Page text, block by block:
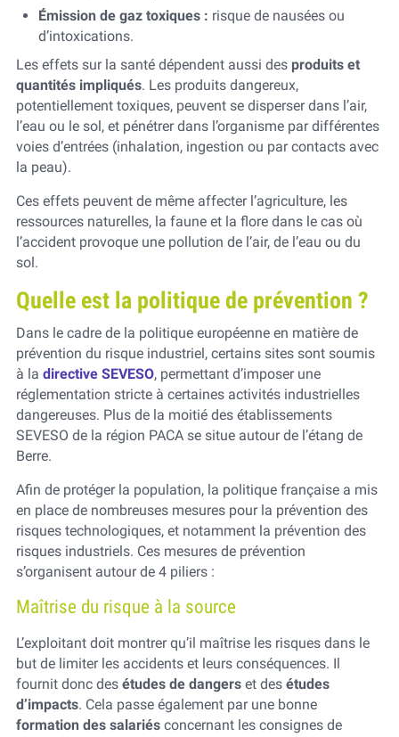
Émission de gaz toxiques : risque de nausées ou
d’intoxications.
Les effets sur la santé dépendent aussi des produits et
quantités impliqués. Les produits dangereux,
potentiellement toxiques, peuvent se disperser dans l’air,
l’eau ou le sol, et pénétrer dans l’organisme par différentes
voies d’entrées (inhalation, ingestion ou par contacts avec
la peau).
Ces effets peuvent de même affecter l’agriculture, les
ressources naturelles, la faune et la flore dans le cas où
l’accident provoque une pollution de l’air, de l’eau ou du
sol.
Quelle est la politique de prévention ?
Dans le cadre de la politique européenne en matière de
prévention du risque industriel, certains sites sont soumis
à la directive SEVESO, permettant d’imposer une
réglementation stricte à certaines activités industrielles
dangereuses. Plus de la moitié des établissements
SEVESO de la région PACA se situe autour de l’étang de
Berre.
Afin de protéger la population, la politique française a mis
en place de nombreuses mesures pour la prévention des
risques technologiques, et notamment la prévention des
risques industriels. Ces mesures de prévention
s’organisent autour de 4 piliers :
Maîtrise du risque à la source
L’exploitant doit montrer qu’il maîtrise les risques dans le
but de limiter les accidents et leurs conséquences. Il
fournit donc des études de dangerset des études
d’impacts. Cela passe également par une bonne
formation des salariés concernant les consignes de